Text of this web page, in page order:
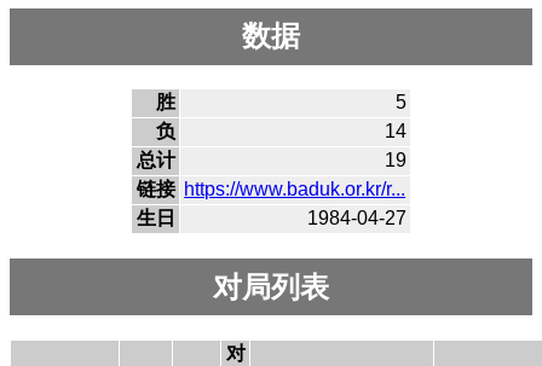
数据
胜
5
负
14
总计
19
链接 https://www.baduk.or.kr/r...
生日
1984-04-27
对局列表
对